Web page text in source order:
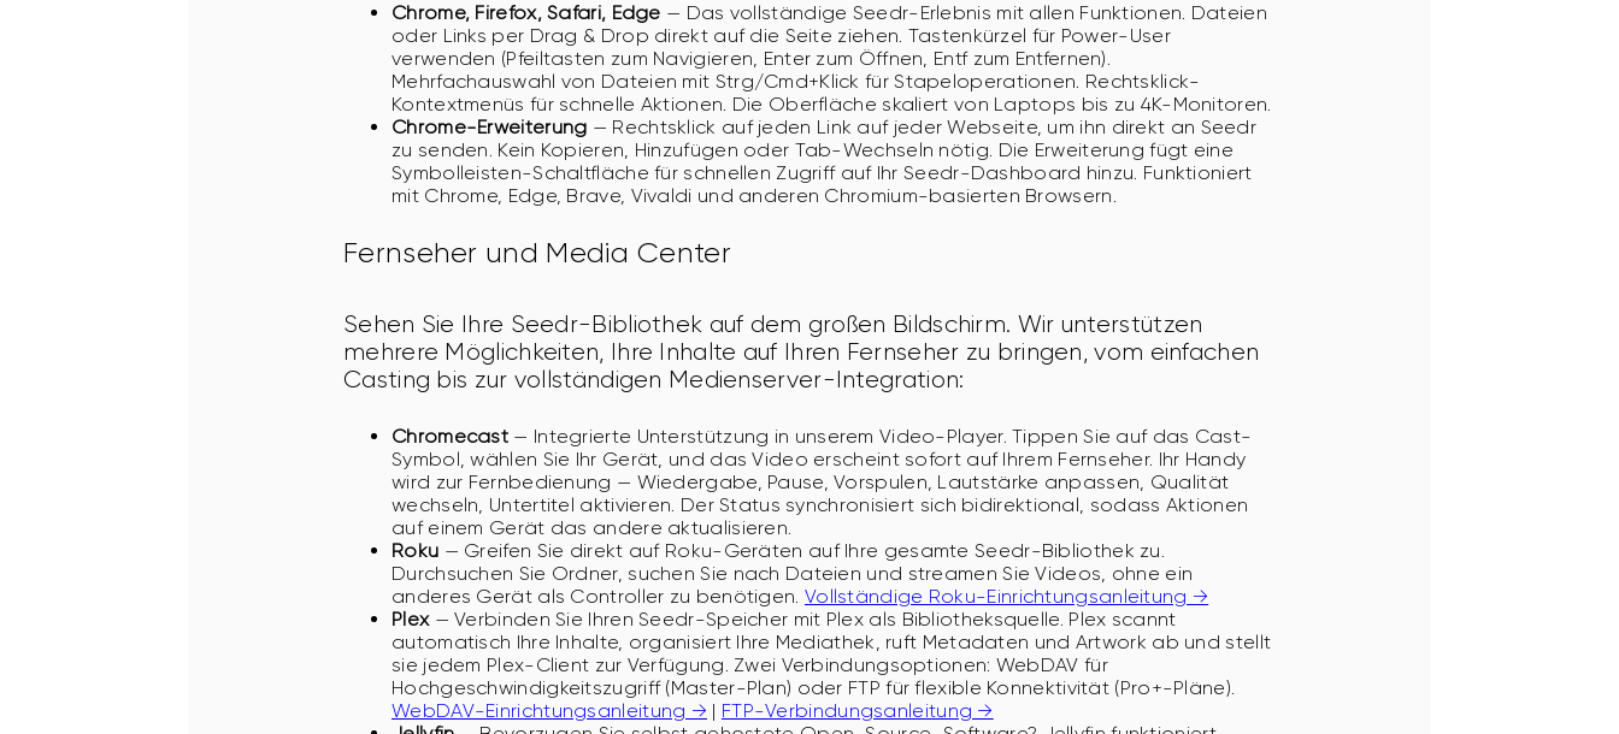
Chrome, Firefox, Safari, Edge — Das vollständige Seedr-Erlebnis mit allen Funktionen. Dateien
oder Links per Drag & Drop direkt auf die Seite ziehen. Tastenkürzel für Power-User
verwenden (Pfeiltasten zum Navigieren, Enter zum Öffnen, Entf zum Entfernen).
Mehrfachauswahl von Dateien mit Strg/Cmd+Klick für Stapeloperationen. Rechtsklick-
Kontextmenüs für schnelle Aktionen. Die Oberfläche skaliert von Laptops bis zu 4K-Monitoren.
Chrome-Erweiterung — Rechtsklick auf jeden Link auf jeder Webseite, um ihn direkt an Seedr
zu senden. Kein Kopieren, Hinzufügen oder Tab-Wechseln nötig. Die Erweiterung fügt eine
Symbolleisten-Schaltfläche für schnellen Zugriff auf Ihr Seedr-Dashboard hinzu. Funktioniert
mit Chrome, Edge, Brave, Vivaldi und anderen Chromium-basierten Browsern.
Fernseher und Media Center
Sehen Sie Ihre Seedr-Bibliothek auf dem großen Bildschirm. Wir unterstützen
mehrere Möglichkeiten, Ihre Inhalte auf Ihren Fernseher zu bringen, vom einfachen
Casting bis zur vollständigen Medienserver-Integration:
Chromecast — Integrierte Unterstützung in unserem Video-Player. Tippen Sie auf das Cast-
Symbol, wählen Sie Ihr Gerät, und das Video erscheint sofort auf Ihrem Fernseher. Ihr Handy
wird zur Fernbedienung — Wiedergabe, Pause, Vorspulen, Lautstärke anpassen, Qualität
wechseln, Untertitel aktivieren. Der Status synchronisiert sich bidirektional, sodass Aktionen
auf einem Gerät das andere aktualisieren.
Roku — Greifen Sie direkt auf Roku-Geräten auf Ihre gesamte Seedr-Bibliothek zu.
Durchsuchen Sie Ordner, suchen Sie nach Dateien und streamen Sie Videos, ohne ein
anderes Gerät als Controller zu benötigen. Vollständige Roku-Einrichtungsanleitung →
Plex— Verbinden Sie Ihren Seedr-Speicher mit Plex als Bibliotheksquelle. Plex scannt
automatisch Ihre Inhalte, organisiert Ihre Mediathek, ruft Metadaten und Artwork ab und stellt
sie jedem Plex-Client zur Verfügung. Zwei Verbindungsoptionen: WebDAV für
Hochgeschwindigkeitszugriff (Master-Plan) oder FTP für flexible Konnektivität (Pro+-Pläne).
WebDAV-Einrichtungsanleitung → | FTP-Verbindungsanleitung →